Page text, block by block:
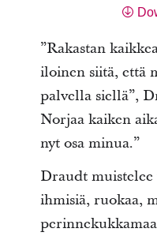
”Rakastan
iloinen siitä, että
palvella siellä”,
Norjaa kaiken
nyt osa minua.”
Draudt
ihmisiä, ruokaa,